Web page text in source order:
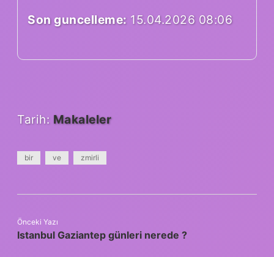
Son guncelleme: 15.04.2026 08:06
Tarih: Makaleler
bir ve zmirli
Önceki Yazı
Istanbul Gaziantep günleri nerede ?